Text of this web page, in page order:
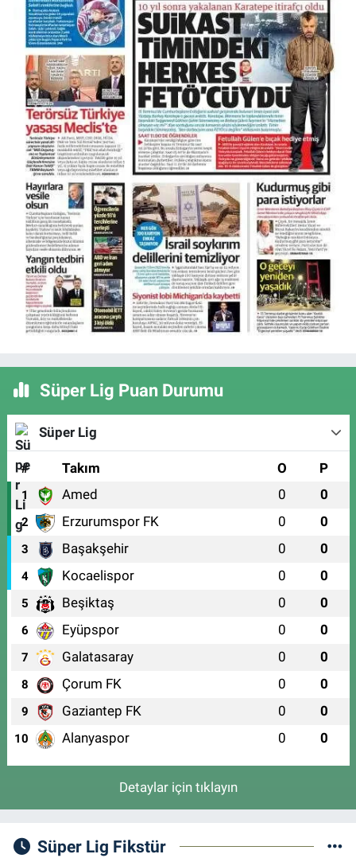
Süper Lig Puan Durumu
Süper Lig
# Takım O P
1 Amed 0 0
2 Erzurumspor FK 0 0
3 Başakşehir 0 0
4 Kocaelispor 0 0
5 Beşiktaş 0 0
6 Eyüpspor 0 0
7 Galatasaray 0 0
8 Çorum FK 0 0
9 Gaziantep FK 0 0
10 Alanyaspor 0 0
Detaylar için tıklayın
Süper Lig Fikstür